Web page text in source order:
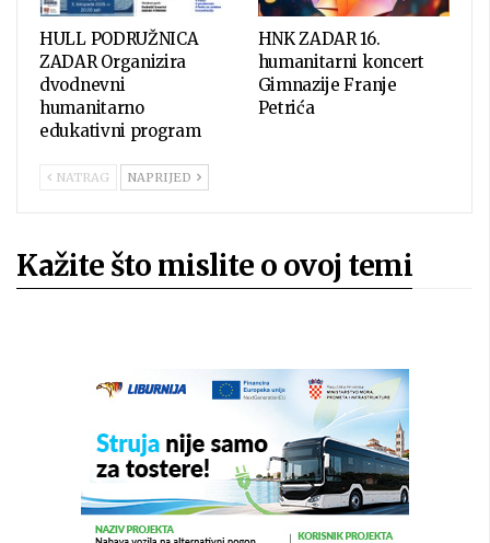
HULL PODRUŽNICA
ZADAR Organizira
dvodnevni
humanitarno
edukativni program
HNK ZADAR 16.
humanitarni koncert
Gimnazije Franje
Petrića
NATRAG NAPRIJED
Kažite što mislite o ovoj temi